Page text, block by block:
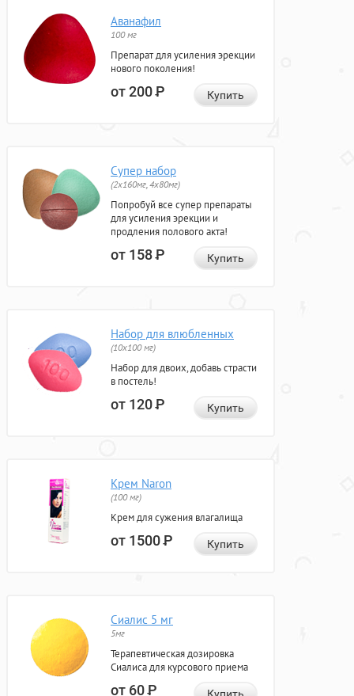
Аванафил
100 мг
Препарат для усиления эрекции
нового поколения!
от 200Р Купить
Супер набор
(2х160мг, 4х80мг)
Попробуй все супер препараты
для усиления эрекции и
продления полового акта!
от 158Р Купить
Набор для влюбленных
(10х100 мг)
Набор для двоих, добавь страсти
в постель!
от 120Р Купить
Крем Naron
(100 мг)
Крем для сужения влагалища
от 1500Р Купить
Сиалис 5 мг
5мг
Терапевтическая дозировка
Сиалиса для курсового приема
от 60Р